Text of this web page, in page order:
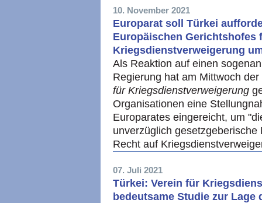
10. November 2021
Europarat soll Türkei
Europäischen Gerichtshofes
Kriegsdienstverweigerung
Als Reaktion auf einen
Regierung hat am Mittwoch
für Kriegsdienstverweigerung
Organisationen eine
Europarates eingereicht, um
unverzüglich
Recht auf
07. Juli 2021
Türkei: Verein für
bedeutsame Studie zur